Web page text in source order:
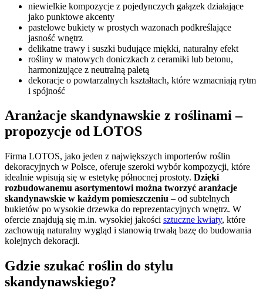
niewielkie kompozycje z pojedynczych gałązek działające
jako punktowe akcenty
pastelowe bukiety w prostych wazonach podkreślające
jasność wnętrz
delikatne trawy i suszki budujące miękki, naturalny efekt
rośliny w matowych doniczkach z ceramiki lub betonu,
harmonizujące z neutralną paletą
dekoracje o powtarzalnych kształtach, które wzmacniają rytm
i spójność
Aranżacje skandynawskie z roślinami –
propozycje od LOTOS
Firma LOTOS, jako jeden z największych importerów roślin
dekoracyjnych w Polsce, oferuje szeroki wybór kompozycji, które
idealnie wpisują się w estetykę północnej prostoty. Dzięki
rozbudowanemu asortymentowi można tworzyć aranżacje
skandynawskie w każdym pomieszczeniu – od subtelnych
bukietów po wysokie drzewka do reprezentacyjnych wnętrz. W
ofercie znajdują się m.in. wysokiej jakości sztuczne kwiaty, które
zachowują naturalny wygląd i stanowią trwałą bazę do budowania
kolejnych dekoracji.
Gdzie szukać roślin do stylu
skandynawskiego?